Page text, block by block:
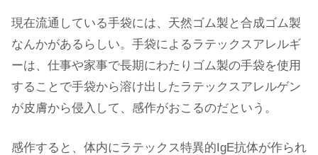
現在流通している手袋には、天然ゴム製と合成ゴム製
なんかがあるらしい。手袋によるラテックスアレルギ
ーは、仕事や家事で長期にわたりゴム製の手袋を使用
することで手袋から溶け出したラテックスアレルゲン
が皮膚から侵入して、感作がおこるのだという。
感作すると、体内にラテックス特異的IgE抗体が作られ